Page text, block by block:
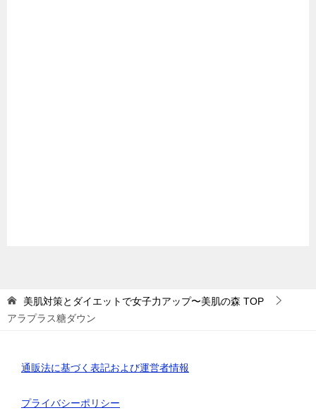
美肌対策とダイエットで女子力アップ〜美肌の森 TOP
アラプラス糖ダウン
通販法に基づく表記および運営者情報
プライバシーポリシー